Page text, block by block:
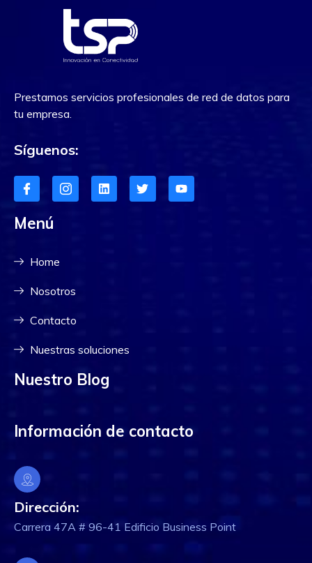
Prestamos servicios profesionales de red de datos para
tu empresa.
Síguenos:
Menú
Home
Nosotros
Contacto
Nuestras soluciones
Nuestro Blog
Información de contacto
Dirección:
Carrera 47A # 96-41 Edificio Business Point